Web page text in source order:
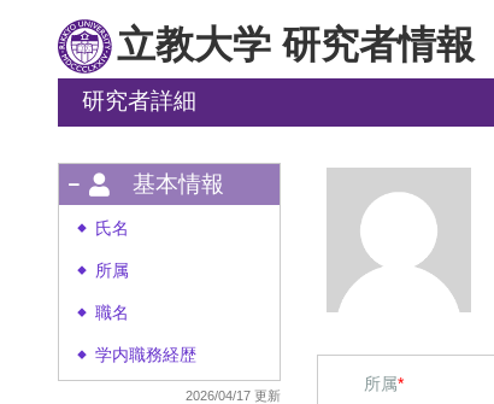
立教大学 研究者情報
研究者詳細
基本情報
◆ 氏名
◆ 所属
◆ 職名
◆ 学内職務経歴
2026/04/17 更新
所属*